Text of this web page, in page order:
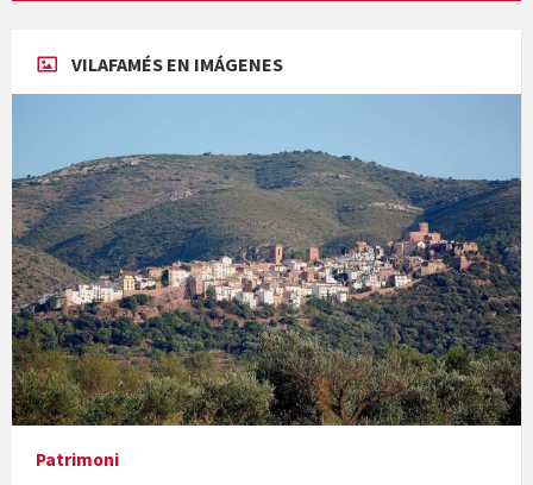
Presentació del llibre &quot;La mare&quot;, d'Emma Zafon
En Bum
VILAFAMÉS EN IMÁGENES
Patrimoni